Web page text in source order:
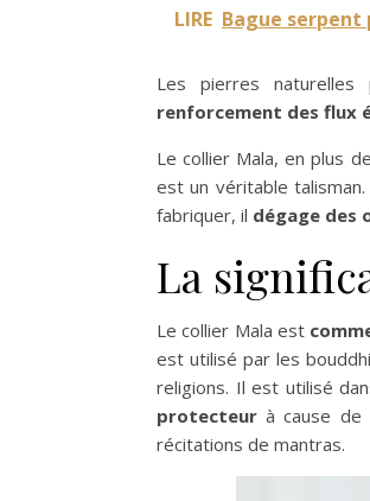
LIRE Bague
Les pierres naturelles
renforcement des flux
Le collier Mala, en plus
est un véritable
fabriquer, il dégage des
La
Le collier Mala est
est utilisé par les
religions. Il est utilisé
protecteur à cause de
récitations de mantras.